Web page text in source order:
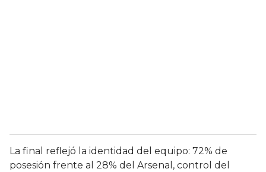
La final reflejó la identidad del equipo: 72% de
posesión frente al 28% del Arsenal, control del